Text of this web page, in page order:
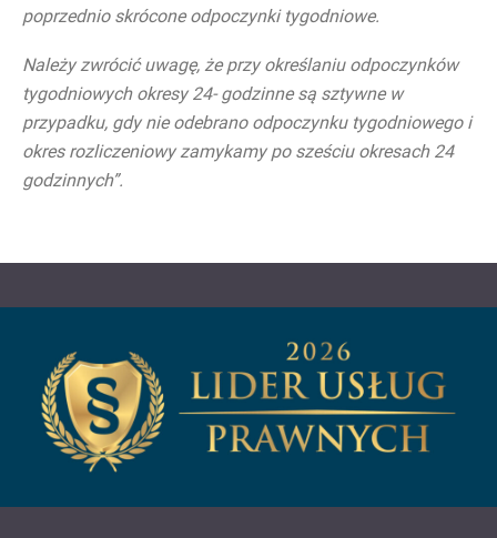
poprzednio skrócone odpoczynki tygodniowe.
Należy zwrócić uwagę, że przy określaniu odpoczynków
tygodniowych okresy 24- godzinne są sztywne w
przypadku, gdy nie odebrano odpoczynku tygodniowego i
okres rozliczeniowy zamykamy po sześciu okresach 24
godzinnych”.